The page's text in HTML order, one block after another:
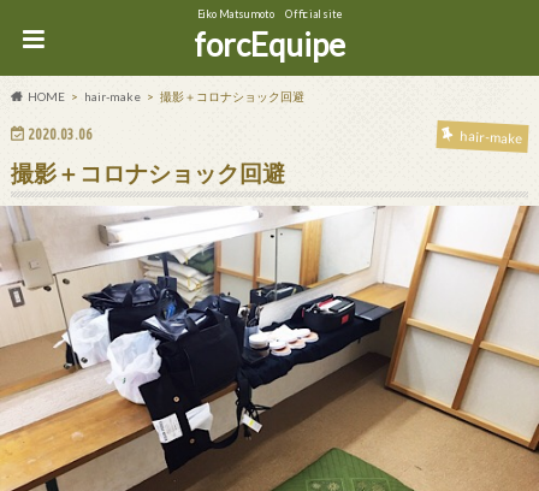
Eiko Matsumoto Official site
forcEquipe
HOME hair-make 撮影＋コロナショック回避
2020.03.06 hair-make
撮影＋コロナショック回避